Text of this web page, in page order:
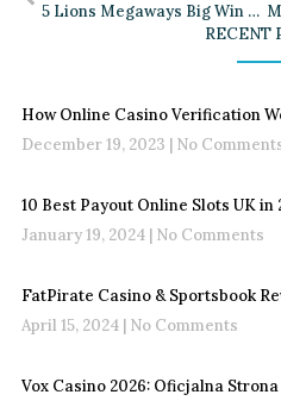
5 Lions Megaways Big Win Review: Unlock Massive Rewards Today
RECENT
How Online Casino Verification
December 19, 2023
No
10 Best Payout Online Slots UK in
January 19, 2024 No Comments
FatPirate Casino & Sportsbook
April 15, 2024 No Comments
Vox Casino 2026: Oficjalna